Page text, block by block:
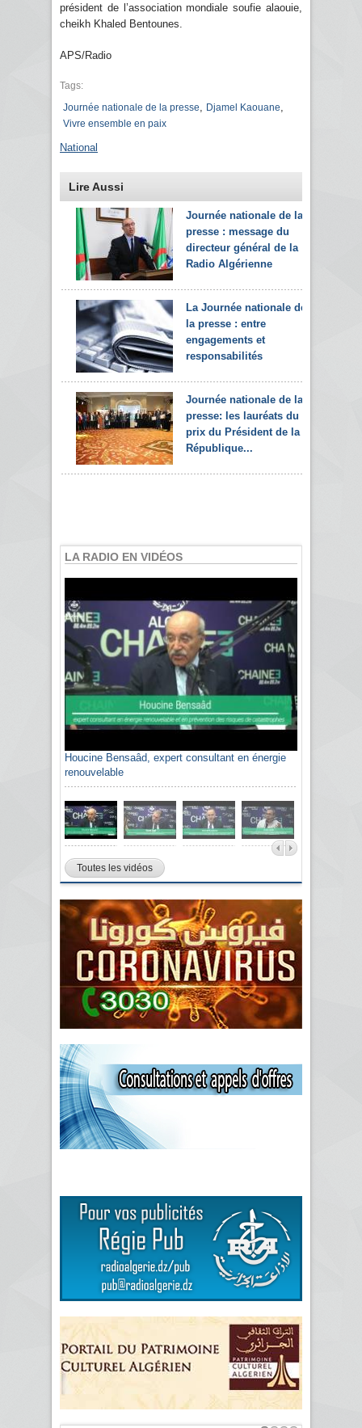
président de l’association mondiale soufie alaouie,
cheikh Khaled Bentounes.
APS/Radio
Tags:
Journée nationale de la presse
Djamel Kaouane
Vivre ensemble en paix
National
Lire Aussi
Journée nationale de la
presse : message du
directeur général de la
Radio Algérienne
La Journée nationale de
la presse : entre
engagements et
responsabilités
Journée nationale de la
presse: les lauréats du
prix du Président de la
République...
LA RADIO EN VIDÉOS
Houcine Bensaâd, expert consultant en énergie
renouvelable
Sami Agli, président de la Confédération
algérienne du patronat citoyen CAPC
Toutes les vidéos